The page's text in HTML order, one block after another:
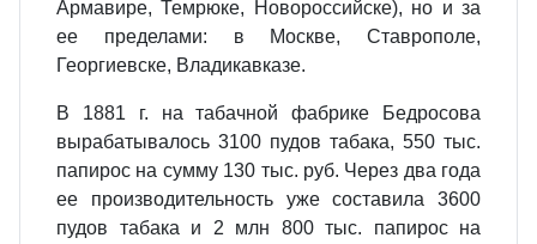
Армавире, Темрюке, Новороссийске), но и за
ее пределами: в Москве, Ставрополе,
Георгиевске, Владикавказе.
В 1881 г. на табачной фабрике Бедросова
вырабатывалось 3100 пудов табака, 550 тыс.
папирос на сумму 130 тыс. руб. Через два года
ее производительность уже составила 3600
пудов табака и 2 млн 800 тыс. папирос на